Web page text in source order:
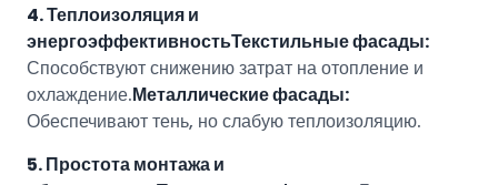
4. Теплоизоляция и
энергоэффективностьТекстильные фасады:
Способствуют снижению затрат на отопление и
охлаждение.Металлические фасады:
Обеспечивают тень, но слабую теплоизоляцию.
5. Простота монтажа и